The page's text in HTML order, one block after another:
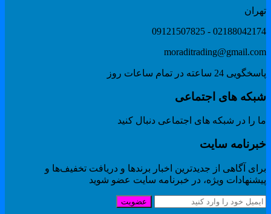
02188042174 -
24 ساعته در تمام ساعات روز
های اجتماعی
را در شبکه های اجتماعی دنبال کنید
سایت
آگاهی از جدیدترین اخبار برندها و دریافت تخفیف‌ها و
ویژه، در خبرنامه سایت عضو شوید
عضویت